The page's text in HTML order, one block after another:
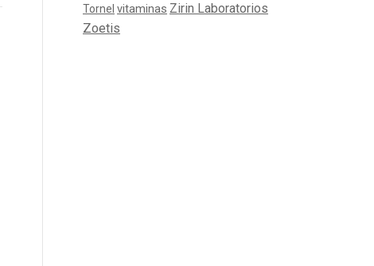
Tornel vitaminas Zirin Laboratorios
Zoetis